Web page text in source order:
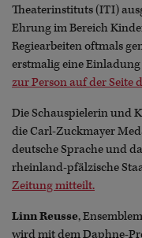
Theaterinstituts (ITI)
Ehrung im Bereich
Regiearbeiten oftmals
erstmalig eine
zur Person auf der Seite
Die Schauspielerin und
die Carl-Zuckmayer
deutsche Sprache und
rheinland-pfälzische
Zeitung mitteilt.
Linn Reusse,
wird mit dem Daphne-